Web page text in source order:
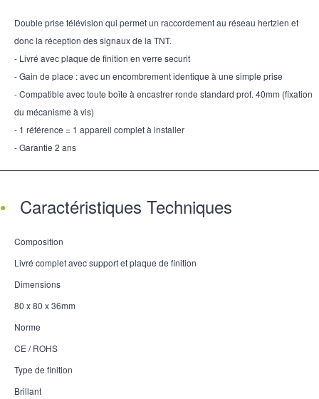
Double prise télévision qui permet un raccordement au réseau hertzien et
donc la réception des signaux de la TNT.
- Livré avec plaque de finition en verre securit
- Gain de place : avec un encombrement identique à une simple prise
- Compatible avec toute boîte à encastrer ronde standard prof. 40mm (fixation
du mécanisme à vis)
- 1 référence = 1 appareil complet à installer
- Garantie 2 ans
Caractéristiques Techniques
Composition
Livré complet avec support et plaque de finition
Dimensions
80 x 80 x 36mm
Norme
CE / ROHS
Type de finition
Brillant